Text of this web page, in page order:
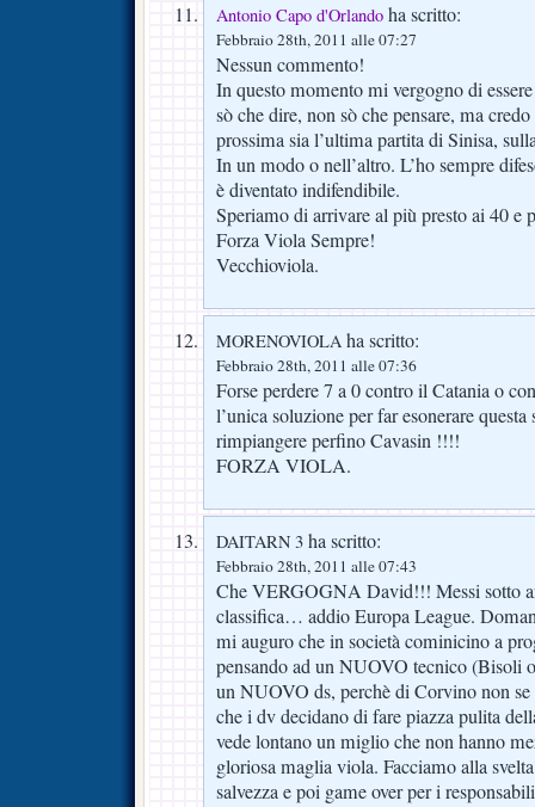
Antonio Capo d'Orlando ha scritto:
Febbraio 28th, 2011 alle 07:27
Nessun commento!
In questo momento mi vergogno di
sò che dire, non sò che pensare, ma
prossima sia l’ultima partita di Sinisa,
In un modo o nell’altro. L’ho sempre
è diventato indifendibile.
Speriamo di arrivare al più presto ai 40
Forza Viola Sempre!
Vecchioviola.
MORENOVIOLA ha scritto:
Febbraio 28th, 2011 alle 07:36
Forse perdere 7 a 0 contro il Catania o
l’unica soluzione per far esonerare
rimpiangere perfino Cavasin !!!!
FORZA VIOLA.
DAITARN 3 ha scritto:
Febbraio 28th, 2011 alle 07:43
Che VERGOGNA David!!! Messi sotto
classifica… addio Europa League.
mi auguro che in società cominicino a
pensando ad un NUOVO tecnico (Bisoli
un NUOVO ds, perchè di Corvino non
che i dv decidano di fare piazza pulita
vede lontano un miglio che non hanno
gloriosa maglia viola. Facciamo alla
salvezza e poi game over per i